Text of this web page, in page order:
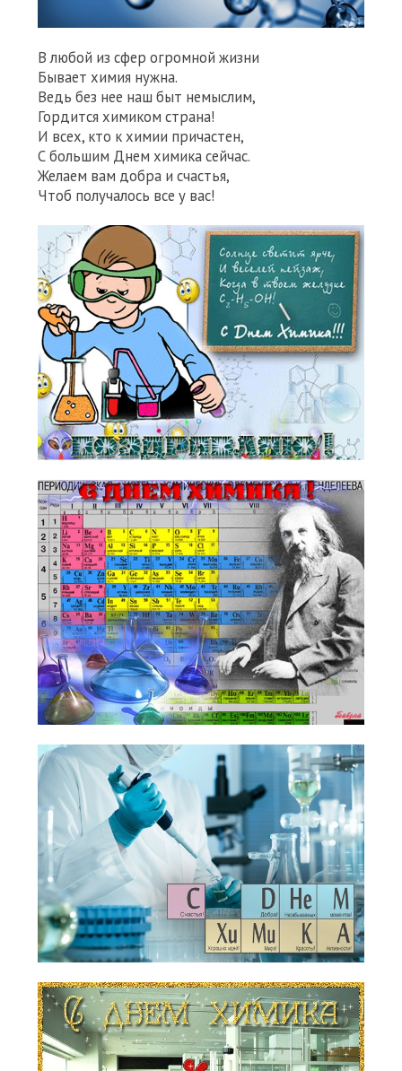
В любой из сфер огромной жизни
Бывает химия нужна.
Ведь без нее наш быт немыслим,
Гордится химиком страна!
И всех, кто к химии причастен,
С большим Днем химика сейчас.
Желаем вам добра и счастья,
Чтоб получалось все у вас!